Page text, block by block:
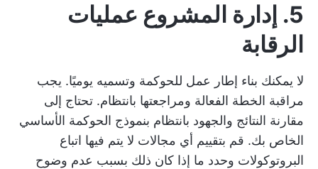
5. إدارة المشروع عمليات
الرقابة
لا يمكنك بناء إطار عمل للحوكمة وتسميه يوميًا. يجب
مراقبة الخطة الفعالة ومراجعتها بانتظام. تحتاج إلى
مقارنة النتائج والجهود بانتظام بنموذج الحوكمة الأساسي
الخاص بك. قم بتقييم أي مجالات لا يتم فيها اتباع
البروتوكولات وحدد ما إذا كان ذلك بسبب عدم وضوح